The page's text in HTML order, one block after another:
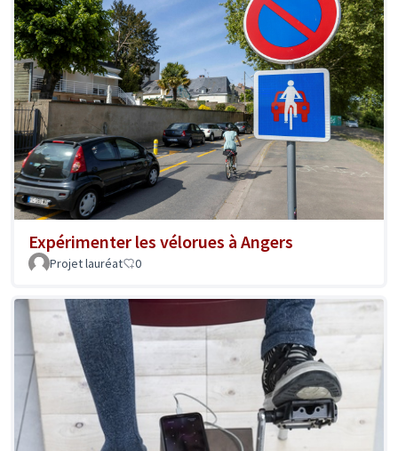
Expérimenter les vélorues à Angers
Projet lauréat 0